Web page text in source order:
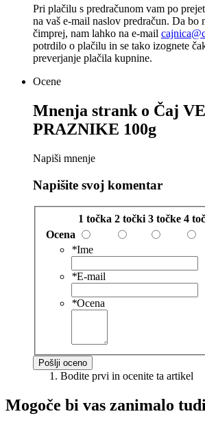
Pri plačilu s predračunom vam po
na vaš e-mail naslov predračun. Da bo
čimprej, nam lahko na e-mail
potrdilo o plačilu in se tako izognete
preverjanje plačila kupnine.
Ocene
Mnenja strank o Čaj
PRAZNIKE 100g
Napiši mnenje
Napišite svoj komentar
1 točka 2 točki 3 točke 4
Ocena
*Ime
*E-mail
*Ocena
Pošlji oceno
Bodite prvi in ocenite ta artikel
Mogoče bi vas zanimalo